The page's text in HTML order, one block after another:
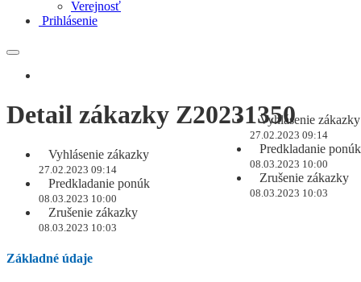
Verejnosť
Prihlásenie
Vyhlásenie zákazky
27.02.2023 09:14
Predkladanie ponúk
08.03.2023 10:00
Zrušenie zákazky
08.03.2023 10:03
Detail zákazky Z20231350
Vyhlásenie zákazky
27.02.2023 09:14
Predkladanie ponúk
08.03.2023 10:00
Zrušenie zákazky
08.03.2023 10:03
Základné údaje